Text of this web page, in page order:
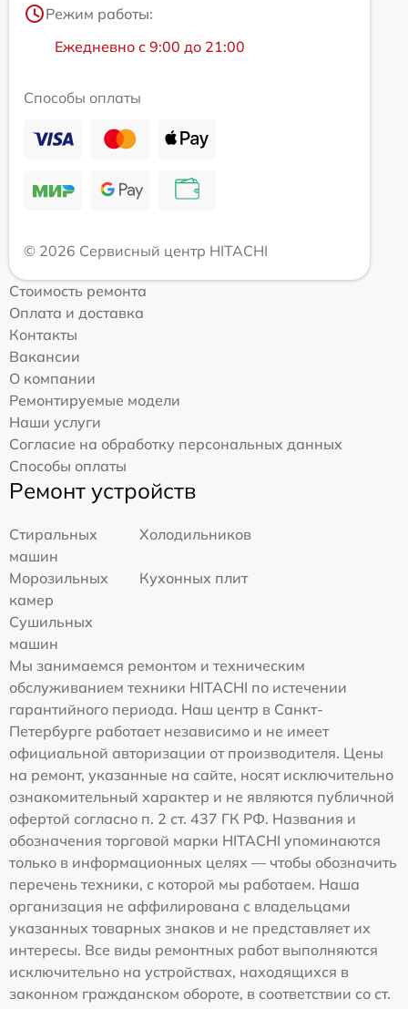
Режим работы:
Ежедневно с 9:00 до 21:00
Способы оплаты
© 2026 Сервисный центр HITACHI
Стоимость ремонта
Оплата и доставка
Контакты
Вакансии
О компании
Ремонтируемые модели
Наши услуги
Согласие на обработку персональных данных
Способы оплаты
Ремонт устройств
Стиральных
машин
Холодильников
Морозильных
камер
Кухонных плит
Сушильных
машин
Мы занимаемся ремонтом и техническим
обслуживанием техники HITACHI по истечении
гарантийного периода. Наш центр в Санкт-
Петербурге работает независимо и не имеет
официальной авторизации от производителя. Цены
на ремонт, указанные на сайте, носят исключительно
ознакомительный характер и не являются публичной
офертой согласно п. 2 ст. 437 ГК РФ. Названия и
обозначения торговой марки HITACHI упоминаются
только в информационных целях — чтобы обозначить
перечень техники, с которой мы работаем. Наша
организация не аффилирована с владельцами
указанных товарных знаков и не представляет их
интересы. Все виды ремонтных работ выполняются
исключительно на устройствах, находящихся в
законном гражданском обороте, в соответствии со ст.